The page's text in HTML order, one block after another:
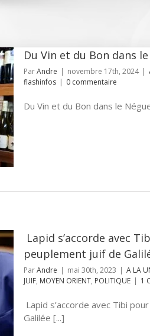
Du Vin et du Bon dans
ParAndre | novembre 17th, 2024 |
flashinfos | 0 commentaire
Du Vin et du Bon dans le
Lapid s’accorde avec
peuplement juif de
ParAndre mai 30th, 2023 A LA
JUIF, MOYEN ORIENT, POLITIQUE 1
Lapid s’accorde avec Tibi
Galilée [...]